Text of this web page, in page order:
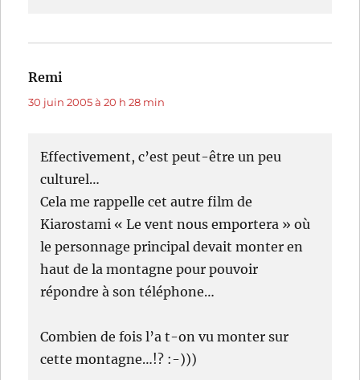
Remi
30 juin 2005 à 20 h 28 min
Effectivement, c’est peut-être un peu
culturel…
Cela me rappelle cet autre film de
Kiarostami « Le vent nous emportera » où
le personnage principal devait monter en
haut de la montagne pour pouvoir
répondre à son téléphone…
Combien de fois l’a t-on vu monter sur
cette montagne…!? :-)))